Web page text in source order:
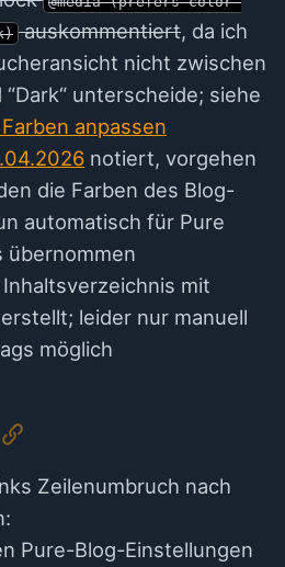
auskommentiert, da ich
nicht zwischen
“Dark“ unterscheide; siehe
anpassen
notiert, vorgehen
die Farben des Blog-
automatisch für Pure
übernommen
mit
leider nur manuell
möglich
Zeilenumbruch nach
Pure-Blog-Einstellungen